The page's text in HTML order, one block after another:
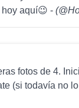
aquí😉 - (
fotos de 4.
(si todavía no